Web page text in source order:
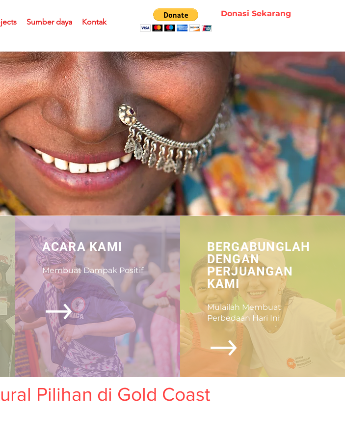
Sumber daya Kontak
Donasi Sekarang
ACARA KAMI
Membuat Dampak Positif
BERGABUNGLAH
DENGAN
PERJUANGAN
KAMI
Mulailah Membuat
Perbedaan Hari Ini
Pilihan di Gold Coast